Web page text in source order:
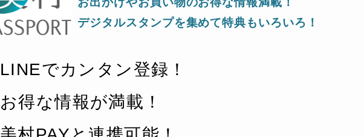
デジタルスタンプを集めて特典もいろいろ！
LINEでカンタン登録！
お得な情報が満載！